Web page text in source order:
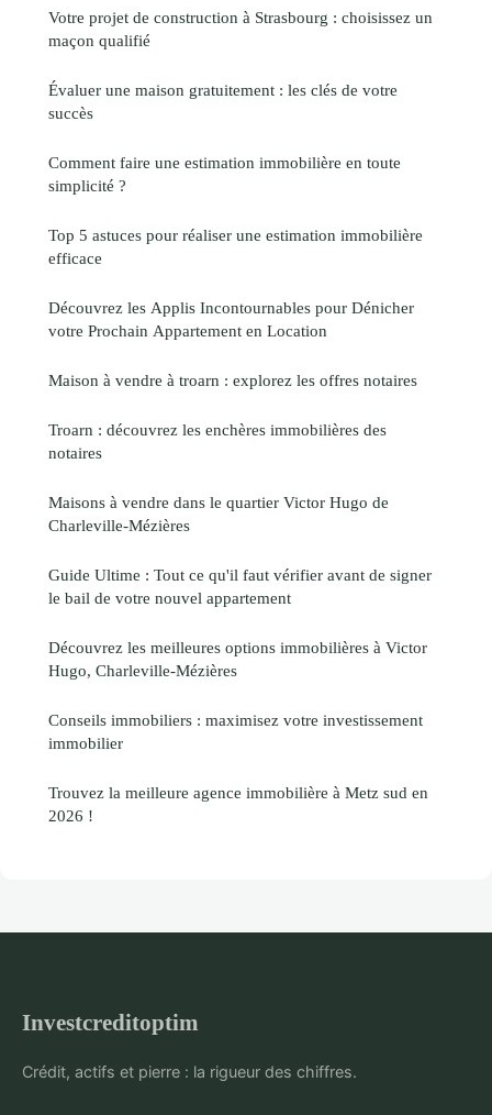
Votre projet de construction à Strasbourg : choisissez un
maçon qualifié
Évaluer une maison gratuitement : les clés de votre
succès
Comment faire une estimation immobilière en toute
simplicité ?
Top 5 astuces pour réaliser une estimation immobilière
efficace
Découvrez les Applis Incontournables pour Dénicher
votre Prochain Appartement en Location
Maison à vendre à troarn : explorez les offres notaires
Troarn : découvrez les enchères immobilières des
notaires
Maisons à vendre dans le quartier Victor Hugo de
Charleville-Mézières
Guide Ultime : Tout ce qu'il faut vérifier avant de signer
le bail de votre nouvel appartement
Découvrez les meilleures options immobilières à Victor
Hugo, Charleville-Mézières
Conseils immobiliers : maximisez votre investissement
immobilier
Trouvez la meilleure agence immobilière à Metz sud en
2026 !
Investcreditoptim
Crédit, actifs et pierre : la rigueur des chiffres.